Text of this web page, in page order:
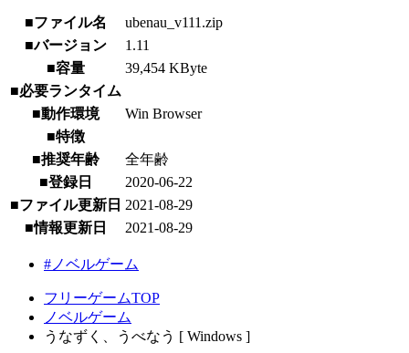
■ファイル名
ubenau_v111.zip
■バージョン
1.11
■容量
39,454 KByte
■必要ランタイム
■動作環境
Win Browser
■特徴
■推奨年齢
全年齢
■登録日
2020-06-22
■ファイル更新日 2021-08-29
■情報更新日
2021-08-29
#ノベルゲーム
フリーゲームTOP
ノベルゲーム
うなずく、うべなう [ Windows ]